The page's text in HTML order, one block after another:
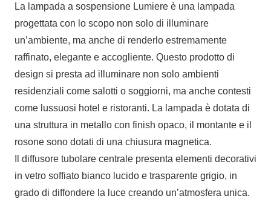
La lampada a sospensione Lumiere è una lampada
progettata con lo scopo non solo di illuminare
un’ambiente, ma anche di renderlo estremamente
raffinato, elegante e accogliente. Questo prodotto di
design si presta ad illuminare non solo ambienti
residenziali come salotti o soggiorni, ma anche contesti
come lussuosi hotel e ristoranti. La lampada è dotata di
una struttura in metallo con finish opaco, il montante e il
rosone sono dotati di una chiusura magnetica.
Il diffusore tubolare centrale presenta elementi decorativi
in vetro soffiato bianco lucido e trasparente grigio, in
grado di diffondere la luce creando un’atmosfera unica.